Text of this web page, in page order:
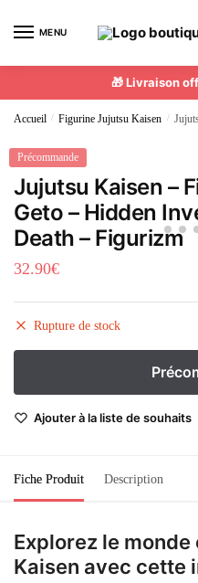
MENU
🎁 Livraison
Accueil / Figurine Jujutsu Kaisen / Jujutsu
Précommande
Jujutsu Kaisen –
Geto – Hidden
Death – Figurizm
32.90€
Rupture de stock
Ajouter à la liste de souhaits
Fiche Produit Description
Explorez le
Kaisen avec cette